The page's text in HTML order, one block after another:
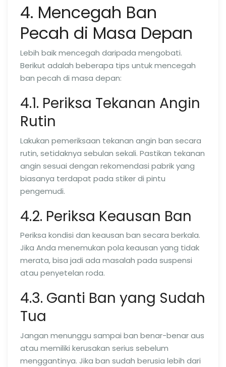
4. Mencegah Ban
Pecah di Masa Depan
Lebih baik mencegah daripada mengobati.
Berikut adalah beberapa tips untuk mencegah
ban pecah di masa depan:
4.1. Periksa Tekanan Angin
Rutin
Lakukan pemeriksaan tekanan angin ban secara
rutin, setidaknya sebulan sekali. Pastikan tekanan
angin sesuai dengan rekomendasi pabrik yang
biasanya terdapat pada stiker di pintu
pengemudi.
4.2. Periksa Keausan Ban
Periksa kondisi dan keausan ban secara berkala.
Jika Anda menemukan pola keausan yang tidak
merata, bisa jadi ada masalah pada suspensi
atau penyetelan roda.
4.3. Ganti Ban yang Sudah
Tua
Jangan menunggu sampai ban benar-benar aus
atau memiliki kerusakan serius sebelum
menggantinya. Jika ban sudah berusia lebih dari